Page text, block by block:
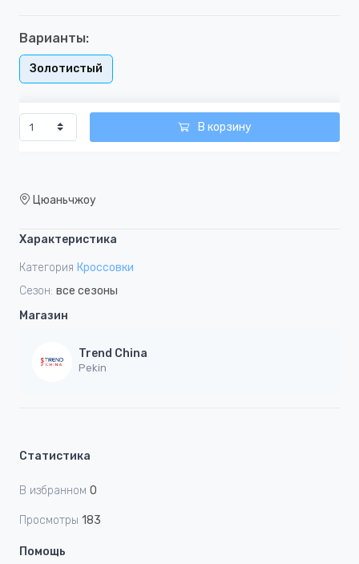
Варианты:
Золотистый
В корзину
Цюаньчжоу
Характеристика
Категория Кроссовки
Сезон: все сезоны
Магазин
Trend China
Pekin
Статистика
В избранном 0
Просмотры 183
Помощь